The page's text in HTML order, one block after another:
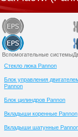
Вспомогательные системы
Cтекло люка Pannon
Блок управления
Pannon
Блок цилиндров Pannon
Вкладыши коренные Pannon
Вкладыши шатунные